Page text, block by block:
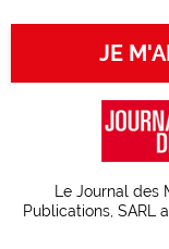
JE
Le Journal des
Publications, SARL